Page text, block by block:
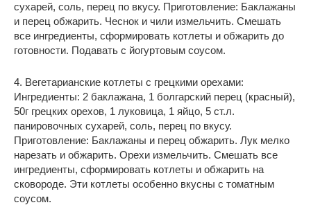
сухарей, соль, перец по вкусу. Приготовление: Баклажаны
и перец обжарить. Чеснок и чили измельчить. Смешать
все ингредиенты, сформировать котлеты и обжарить до
готовности. Подавать с йогуртовым соусом.
4. Вегетарианские котлеты с грецкими орехами:
Ингредиенты: 2 баклажана, 1 болгарский перец (красный),
50г грецких орехов, 1 луковица, 1 яйцо, 5 ст.л.
панировочных сухарей, соль, перец по вкусу.
Приготовление: Баклажаны и перец обжарить. Лук мелко
нарезать и обжарить. Орехи измельчить. Смешать все
ингредиенты, сформировать котлеты и обжарить на
сковороде. Эти котлеты особенно вкусны с томатным
соусом.